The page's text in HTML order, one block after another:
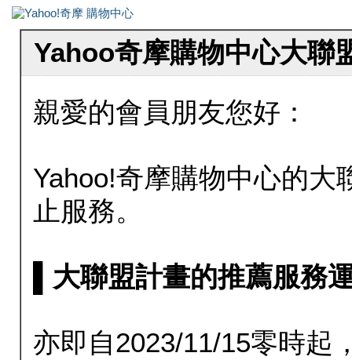
Yahoo奇摩購物中心大聯
親愛的會員朋友您好：
Yahoo!奇摩購物中心的大
止服務。
▌大聯盟計畫的推薦服務
亦即自2023/11/15零時起